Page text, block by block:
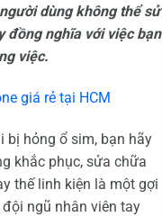
dùng không thể sử
đồng nghĩa với việc bạn
việc.
giá rẻ tại HCM
bị hỏng ổ sim, bạn hãy
khắc phục, sửa chữa
thế linh kiện là một gợi
ngũ nhân viên tay